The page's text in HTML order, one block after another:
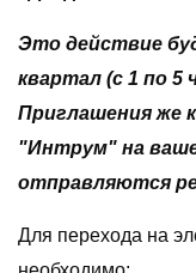
Это действие
квартал (с 1 по 5
Приглашения же
"Интрум" на
отправляются
Для перехода на